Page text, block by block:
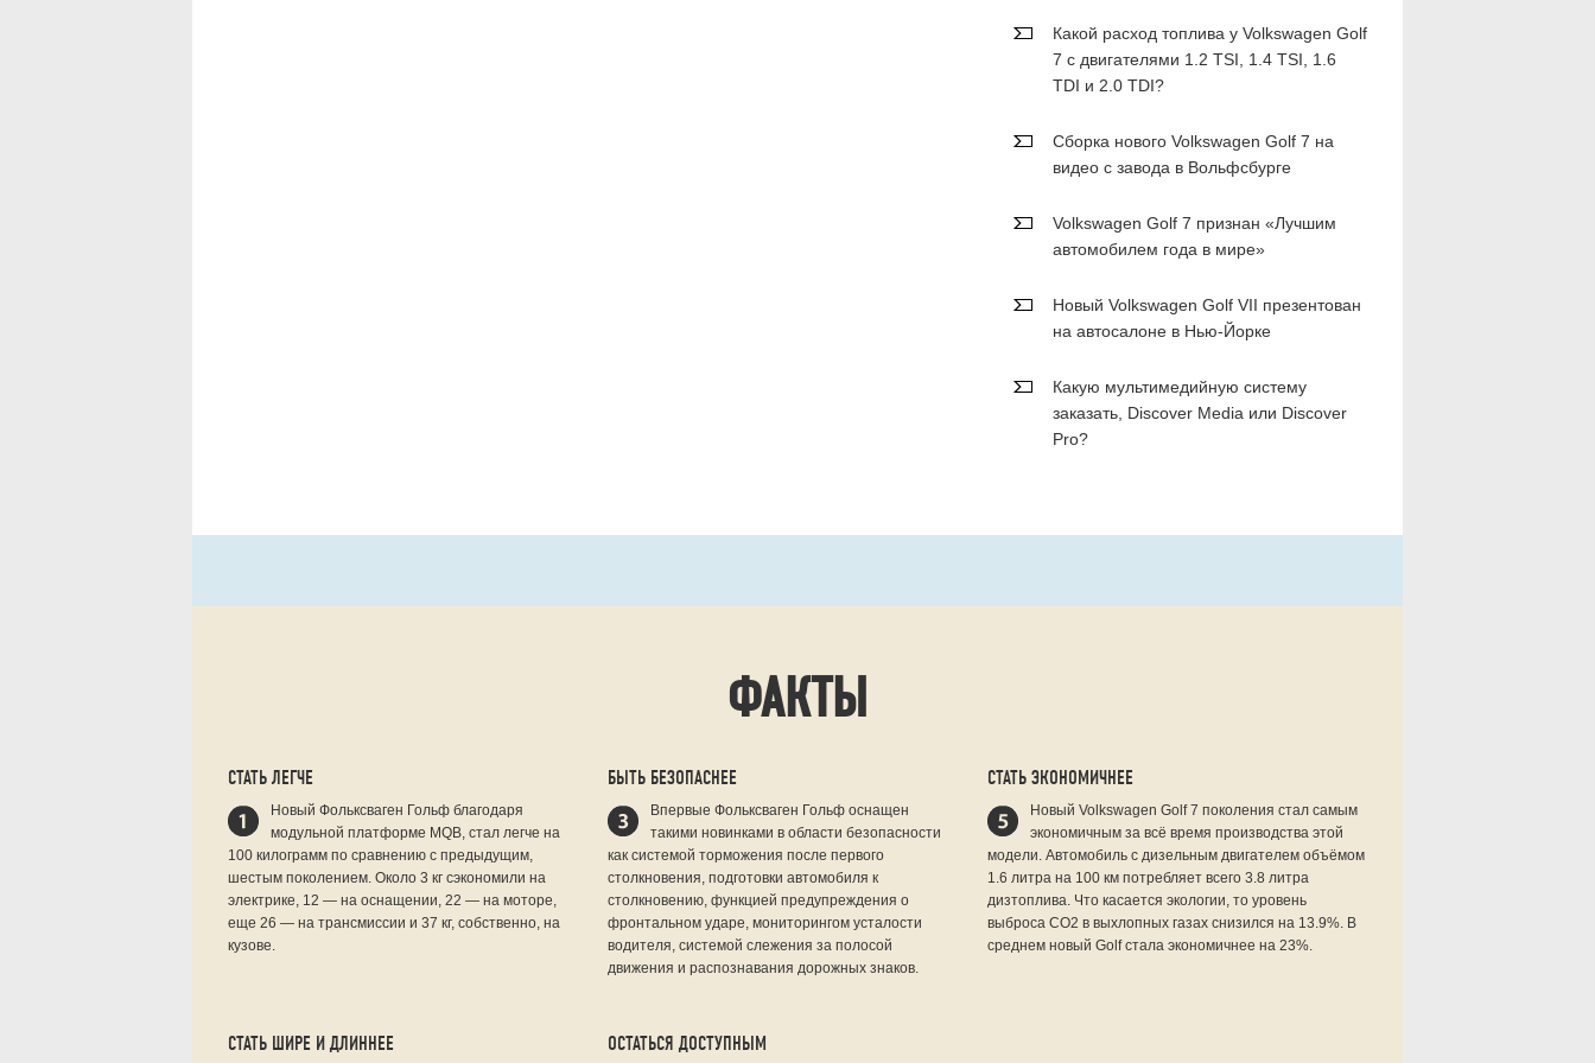
Какой расход топлива у Volkswagen Golf
7 с двигателями 1.2 TSI, 1.4 TSI, 1.6
TDI и 2.0 TDI?
Сборка нового Volkswagen Golf 7 на
видео с завода в Вольфсбурге
Volkswagen Golf 7 признан «Лучшим
автомобилем года в мире»
Новый Volkswagen Golf VII презентован
на автосалоне в Нью-Йорке
Какую мультимедийную систему
заказать, Discover Media или Discover
Pro?
ФАКТЫ
СТАТЬ ЛЕГЧЕ
Новый Фольксваген Гольф благодаря
модульной платформе MQB, стал легче на
100 килограмм по сравнению с предыдущим,
шестым поколением. Около 3 кг сэкономили на
электрике, 12 — на оснащении, 22 — на моторе,
еще 26 — на трансмиссии и 37 кг, собственно, на
кузове.
БЫТЬ БЕЗОПАСНЕЕ
Впервые Фольксваген Гольф оснащен
такими новинками в области безопасности
как системой торможения после первого
столкновения, подготовки автомобиля к
столкновению, функцией предупреждения о
фронтальном ударе, мониторингом усталости
водителя, системой слежения за полосой
движения и распознавания дорожных знаков.
СТАТЬ ЭКОНОМИЧНЕЕ
Новый Volkswagen Golf 7 поколения стал самым
экономичным за всё время производства этой
модели. Автомобиль с дизельным двигателем объёмом
1.6 литра на 100 км потребляет всего 3.8 литра
дизтоплива. Что касается экологии, то уровень
выброса СО2 в выхлопных газах снизился на 13.9%. В
среднем новый Golf стала экономичнее на 23%.
СТАТЬ ШИРЕ И ДЛИННЕЕ ОСТАТЬСЯ ДОСТУПНЫМ